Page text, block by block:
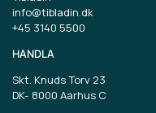
info@tibladin.dk
+45 3140 5500
HANDLA
Skt. Knuds Torv 23
DK- 8000 Aarhus C